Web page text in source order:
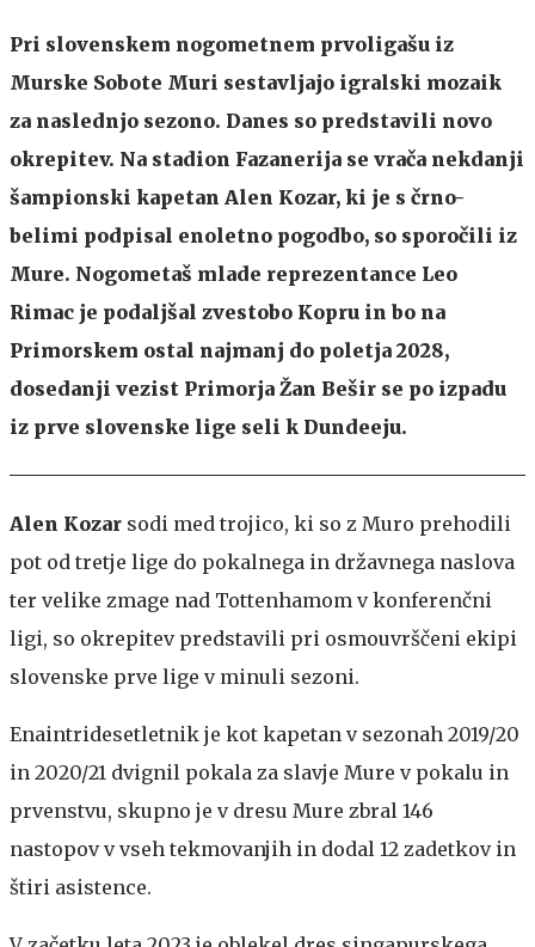
Pri slovenskem nogometnem prvoligašu iz
Murske Sobote Muri sestavljajo igralski mozaik
za naslednjo sezono. Danes so predstavili novo
okrepitev. Na stadion Fazanerija se vrača nekdanji
šampionski kapetan Alen Kozar, ki je s črno-
belimi podpisal enoletno pogodbo, so sporočili iz
Mure. Nogometaš mlade reprezentance Leo
Rimac je podaljšal zvestobo Kopru in bo na
Primorskem ostal najmanj do poletja 2028,
dosedanji vezist Primorja Žan Bešir se po izpadu
iz prve slovenske lige seli k Dundeeju.
Alen Kozar sodi med trojico, ki so z Muro prehodili
pot od tretje lige do pokalnega in državnega naslova
ter velike zmage nad Tottenhamom v konferenčni
ligi, so okrepitev predstavili pri osmouvrščeni ekipi
slovenske prve lige v minuli sezoni.
Enaintridesetletnik je kot kapetan v sezonah 2019/20
in 2020/21 dvignil pokala za slavje Mure v pokalu in
prvenstvu, skupno je v dresu Mure zbral 146
nastopov v vseh tekmovanjih in dodal 12 zadetkov in
štiri asistence.